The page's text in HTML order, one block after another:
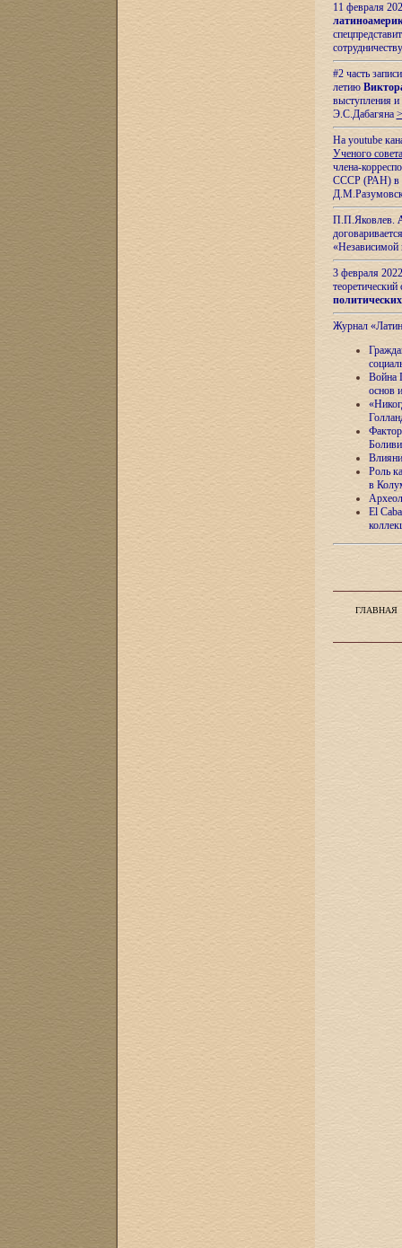
11 февраля
#2 часть
летию
выступления
Э.С.Дабагяна
На youtube
Ученого
члена-
СССР (РАН) в
П.П.Яковлев.
«Независимой
3 февраля
теоретический
Журнал
Война
основ
Роль
в
El
ГЛАВНАЯ